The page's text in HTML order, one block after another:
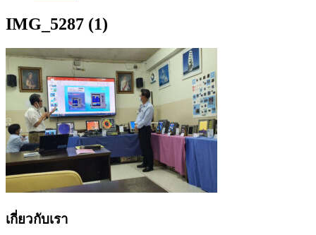
IMG_5287 (1)
เกี่ยวกับเรา